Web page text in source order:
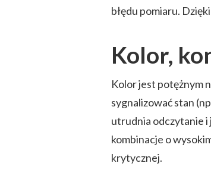
błędu pomiaru.
Kolor,
Kolor jest potężnym
sygnalizować stan
utrudnia odczytanie i
kombinacje o
krytycznej.